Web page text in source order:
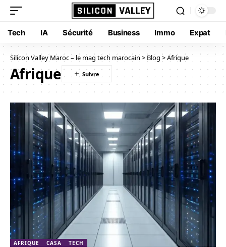
Tech IA Sécurité Business Immo Expat
Silicon Valley Maroc – le mag tech marocain>Blog >Afrique
Afrique
AFRIQUE CASA TECH